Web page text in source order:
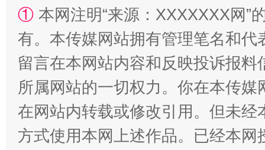
解纷+调解+退费，一次搞定
① 本网注明“来源：XXXXXXX网”
有。本传媒网站拥有管理笔名和
留言在本网站内容和反映投诉报
所属网站的一切权力。你在本传
在网站内转载或修改引用。但未
方式使用本网上述作品。已经本